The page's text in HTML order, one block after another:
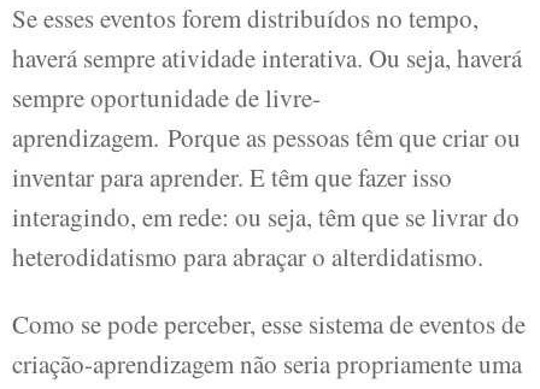
Se esses eventos forem distribuídos no tempo,
haverá sempre atividade interativa. Ou seja, haverá
sempre oportunidade de livre-
aprendizagem. Porque as pessoas têm que criar ou
inventar para aprender. E têm que fazer isso
interagindo, em rede: ou seja, têm que se livrar do
heterodidatismo para abraçar o alterdidatismo.
Como se pode perceber, esse sistema de eventos de
criação-aprendizagem não seria propriamente uma